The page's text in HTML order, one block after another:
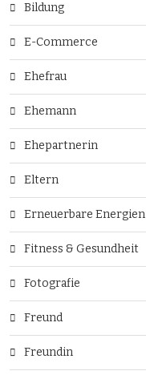
Bildung
E-Commerce
Ehefrau
Ehemann
Ehepartnerin
Eltern
Erneuerbare Energien
Fitness & Gesundheit
Fotografie
Freund
Freundin